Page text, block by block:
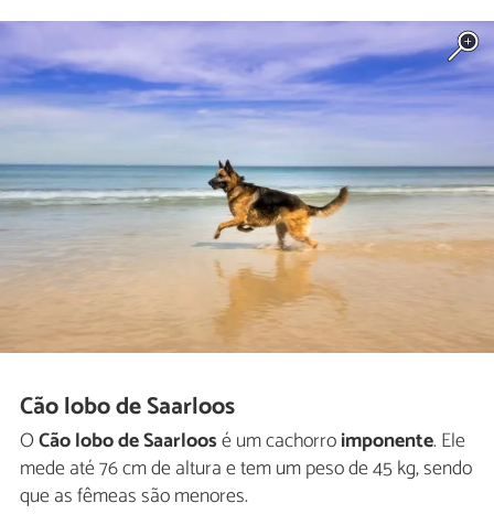
Cão lobo de Saarloos
OCão lobo de Saarloosé um cachorroimponente. Ele
mede até 76 cm de altura e tem um peso de 45 kg, sendo
que as fêmeas são menores.